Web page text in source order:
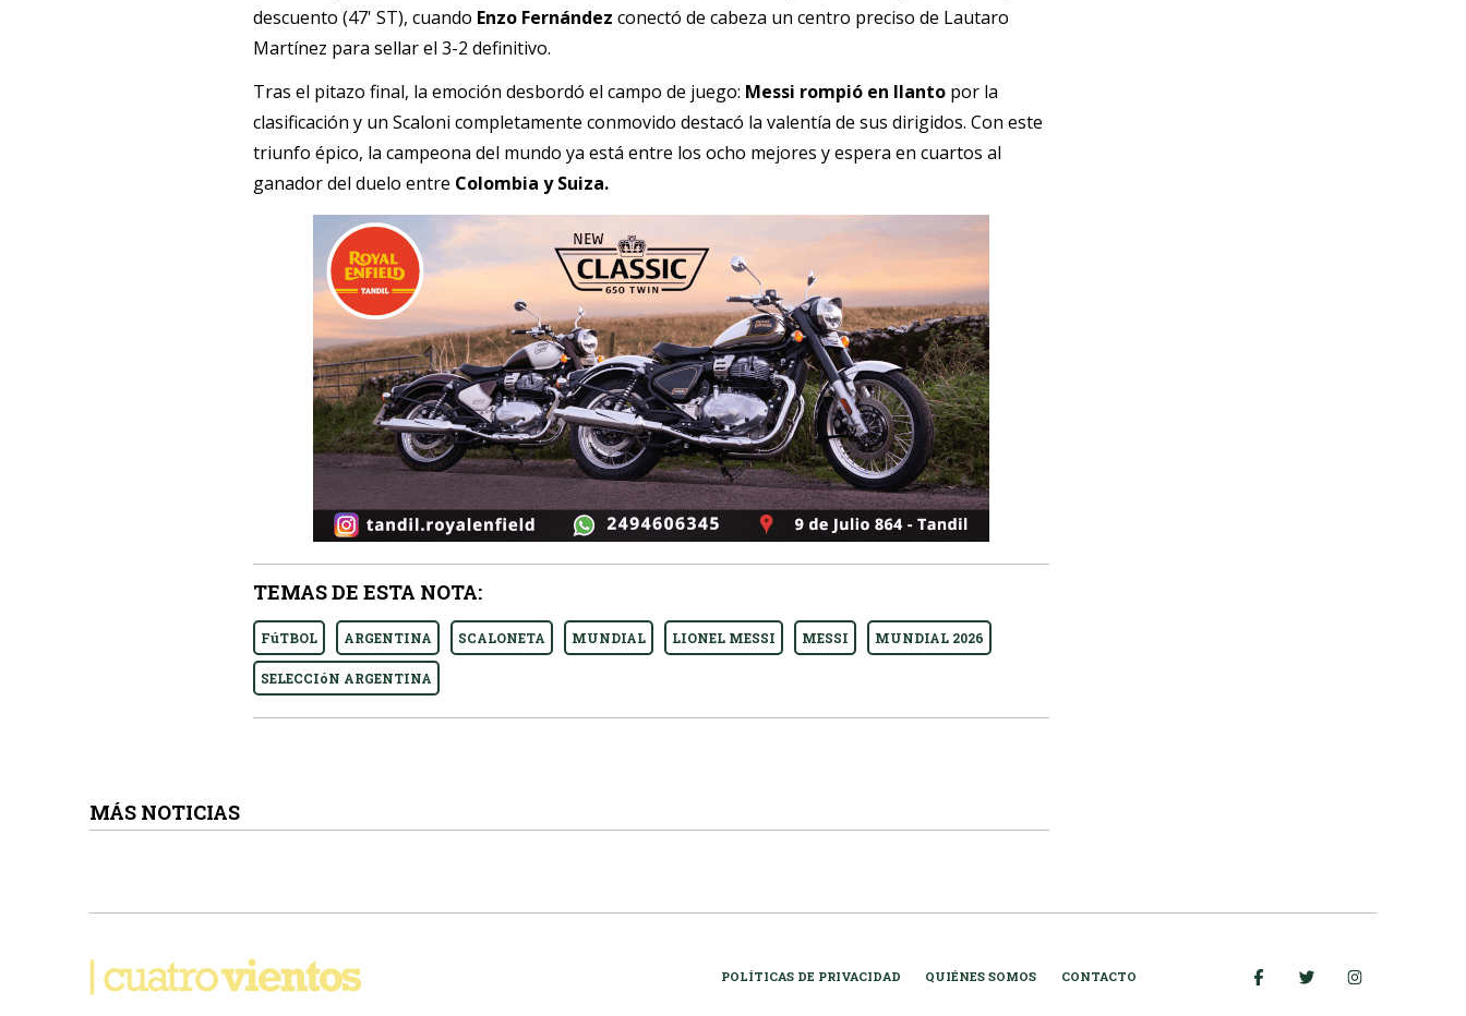
descuento (47' ST), cuando Enzo Fernández conectó de cabeza un centro preciso de Lautaro
Martínez para sellar el 3-2 definitivo.
Tras el pitazo final, la emoción desbordó el campo de juego: Messi rompió en llanto por la
clasificación y un Scaloni completamente conmovido destacó la valentía de sus dirigidos. Con este
triunfo épico, la campeona del mundo ya está entre los ocho mejores y espera en cuartos al
ganador del duelo entre Colombia y Suiza.
TEMAS DE ESTA NOTA:
FúTBOL ARGENTINA SCALONETA MUNDIAL LIONEL MESSI MESSI MUNDIAL 2026
SELECCIóN ARGENTINA
MÁS NOTICIAS
POLÍTICAS DE PRIVACIDAD QUIÉNES SOMOS CONTACTO